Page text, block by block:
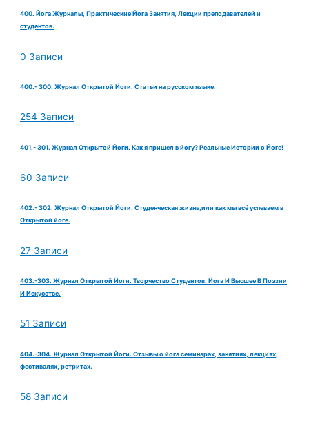
400. Йога Журналы, Практические Йога Занятия, Лекции преподавателей и
студентов.
0 Записи
400.- 300. Журнал Открытой Йоги. Статьи на русском языке.
254 Записи
401.- 301. Журнал Открытой Йоги. Как я пришел в йогу? Реальные Истории о Йоге!
60 Записи
402.- 302. Журнал Открытой Йоги. Студенческая жизнь,или как мы всё успеваем в
Открытой йоге.
27 Записи
403.-303. Журнал Открытой Йоги. Творчество Студентов. Йога И Высшее В Поэзии
И Искусстве.
51 Записи
404.-304. Журнал Открытой Йоги. Отзывы о йога семинарах, занятиях, лекциях,
фестивалях, ретритах.
58 Записи